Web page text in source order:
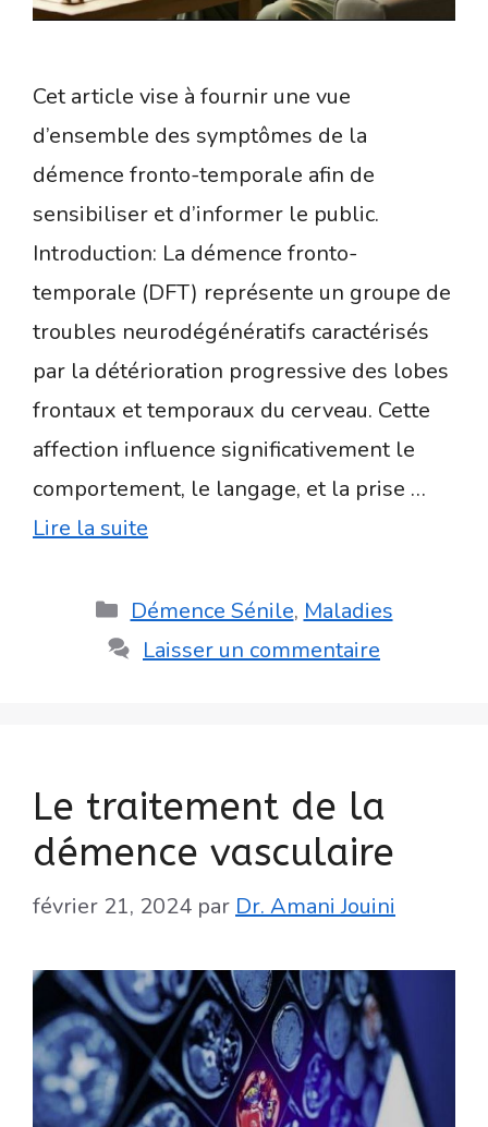
Cet article vise à fournir une vue
d’ensemble des symptômes de la
démence fronto-temporale afin de
sensibiliser et d’informer le public.
Introduction: La démence fronto-
temporale (DFT) représente un groupe de
troubles neurodégénératifs caractérisés
par la détérioration progressive des lobes
frontaux et temporaux du cerveau. Cette
affection influence significativement le
comportement, le langage, et la prise …
Lire la suite
Catégories
Démence Sénile, Maladies
Laisser un commentaire
Le traitement de la
démence vasculaire
février 21, 2024 par Dr. Amani Jouini